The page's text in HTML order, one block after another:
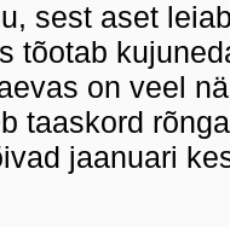
sest aset
tõotab
on veel
taaskord
jaanuari